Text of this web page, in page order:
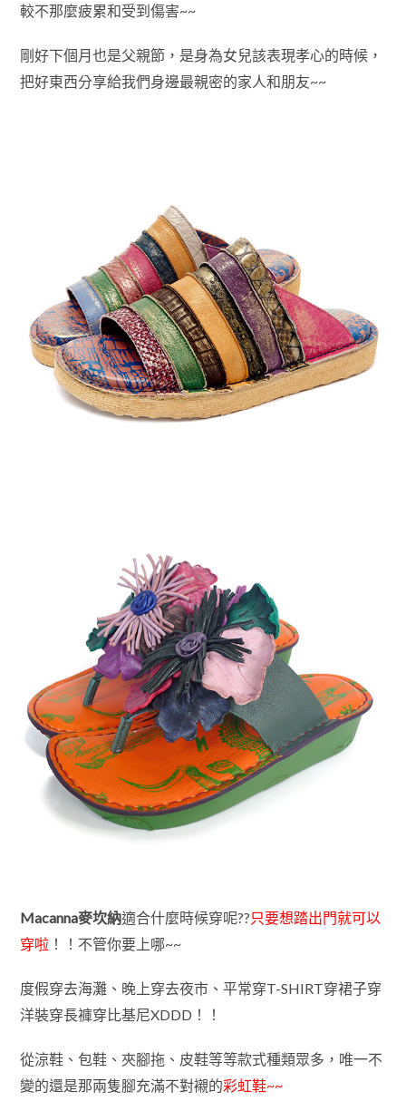
較不那麼疲累和受到傷害~~
剛好下個月也是父親節，是身為女兒該表現孝心的時候，
把好東西分享給我們身邊最親密的家人和朋友~~
Macanna麥坎納適合什麼時候穿呢??只要想踏出門就可以
穿啦 ！！不管你要上哪~~
度假穿去海灘、晚上穿去夜市、平常穿T-SHIRT穿裙子穿
洋裝穿長褲穿比基尼XDDD！！
從涼鞋、包鞋、夾腳拖、皮鞋等等款式種類眾多，唯一不
變的還是那兩隻腳充滿不對襯的彩虹鞋~~